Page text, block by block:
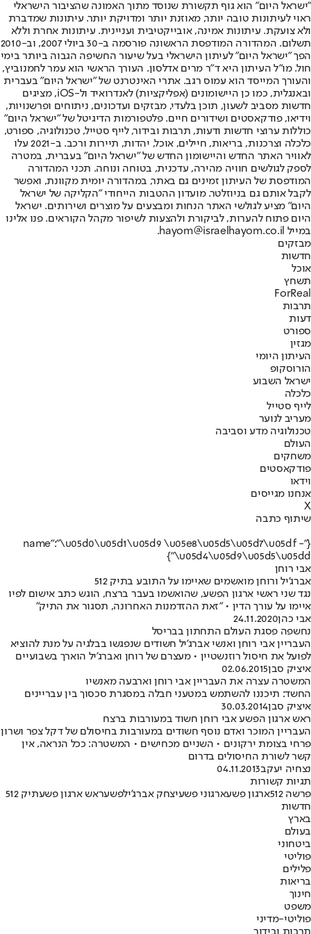
"ישראל היום" הוא גוף תקשורת שנוסד מתוך האמונה שהציבור הישראלי
ראוי לעיתונות טובה יותר, מאוזנת יותר ומדויקת יותר. עיתונות שמדברת
ולא צועקת. עיתונות אמינה, אובייקטיבית ועניינית. עיתונות אחרת וללא
תשלום. המהדורה המודפסת הראשונה פורסמה ב-30 ביולי 2007, וב-2010
הפך "ישראל היום" לעיתון הישראלי בעל שיעור החשיפה הגבוה ביותר בימי
חול. מו"ל העיתון היא ד"ר מרים אדלסון. העורך הראשי הוא עמר לחמנוביץ,
והעורך המייסד הוא עמוס רגב. אתרי האינטרנט של "ישראל היום" בעברית
ובאנגלית, כמו כן היישומונים (אפליקציות) לאנדרואיד ול-iOS, מציגים
חדשות מסביב לשעון, תוכן בלעדי, מבזקים ועדכונים, ניתוחים ופרשנויות,
וידיאו, פודקאסטים ושידורים חיים. פלטפורמות הדיגיטל של "ישראל היום"
כוללות ערוצי חדשות ודעות, תרבות ובידור, לייף סטייל, טכנולוגיה, ספורט,
כלכלה וצרכנות, בריאות, חיילים, אוכל, יהדות, תיירות ורכב. ב-2021 עלו
לאוויר האתר החדש והיישומון החדש של "ישראל היום" בעברית, במטרה
לספק לגולשים חוויה מהירה, עדכנית, בטוחה ונוחה. תכני המהדורה
המודפסת של העיתון זמינים גם באתר, במהדורה יומית מקוונת, ואפשר
לקבל אותם גם בניוזלטר. מועדון ההטבות הייחודי "הקליקה של ישראל
היום" מציע לגולשי האתר הנחות ומבצעים על מוצרים ושירותים. ישראל
היום פתוח להערות, לביקורת ולהצעות לשיפור מקהל הקוראים. פנו אלינו
במייל hayom@israelhayom.co.il.
מבזקים
חדשות
אוכל
תשחץ
ForReal
תרבות
דעות
ספורט
מגזין
העיתון היומי
הורוסקופ
ישראל השבוע
כלכלה
לייף סטייל
מעריב לנוער
טכנולוגיה מדע וסביבה
העולם
משחקים
פודקאסטים
וידאו
אנחנו מגייסים
X
שיתוף כתבה
{"name":"\u05d0\u05d1\u05d9 \u05e8\u05d5\u05d7\u05df -
\u05d4\u05d9\u05d5\u05dd"}
אבי רוחן
אברג'יל ורוחן מואשמים שאיימו על התובע בתיק 512
נגד שני ראשי ארגון הפשע, שהואשמו בעבר ברצח, הוגש כתב אישום לפיו
איימו על עורך הדין • "זאת ההזדמנות האחרונה, תסגור את התיק"
אבי כהן24.11.2020
נחשפה פסגת העולם התחתון בבריסל
העבריין אבי רוחן ואנשי אברג'יל חשודים שנפגשו בבלגיה על מנת להוציא
לפועל את חיסול רוזנשטיין • מעצרם של רוחן ואברג'יל הוארך בשבועיים
איציק סבן02.06.2015
המשטרה עצרה את העבריין אבי רוחן וארבעה מאנשיו
החשד: תיכננו להשתמש במטעני חבלה במסגרת סכסוך בין עבריינים
איציק סבן30.03.2014
ראש ארגון הפשע אבי רוחן חשוד במעורבות ברצח
העבריין המוכר ואדם נוסף חשודים במעורבות בחיסולם של דקל צפר ושרון
פרחי בצומת ירקונים • השניים מכחישים • המשטרה: ככל הנראה, אין
קשר לשורת החיסולים בדרום
נצחיה יעקב04.11.2013
תגיות קשורות
פרשה 512
ארגון פשעארגוני פשעיצחק אברג'ילפשעראש ארגון פשעתיק 512
חדשות
בארץ
בעולם
ביטחוני
פוליטי
פלילים
בריאות
חינוך
משפט
פוליטי-מדיני